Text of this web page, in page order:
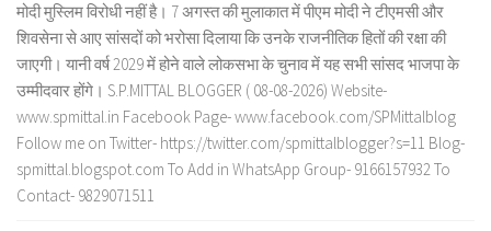
मोदी मुस्लिम विरोधी नहीं है। 7 अगस्त की मुलाकात में पीएम मोदी ने टीएमसी और
शिवसेना से आए सांसदों को भरोसा दिलाया कि उनके राजनीतिक हितों की रक्षा की
जाएगी। यानी वर्ष 2029 में होने वाले लोकसभा के चुनाव में यह सभी सांसद भाजपा के
उम्मीदवार होंगे। S.P.MITTAL BLOGGER ( 08-08-2026) Website-
www.spmittal.in Facebook Page- www.facebook.com/SPMittalblog
Follow me on Twitter- https://twitter.com/spmittalblogger?s=11 Blog-
spmittal.blogspot.com To Add in WhatsApp Group- 9166157932 To
Contact- 9829071511